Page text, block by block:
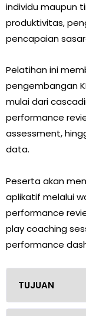
individu maupun
produktivitas,
pencapaian
Pelatihan ini
pengembangan
mulai dari
performance
assessment,
data.
Peserta akan
aplikatif melalui
performance
play coaching
performance
TUJUAN